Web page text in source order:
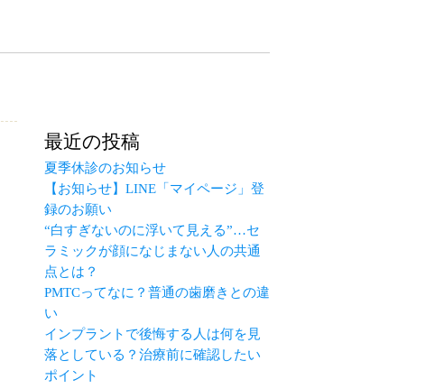
最近の投稿
夏季休診のお知らせ
【お知らせ】LINE「マイページ」登
録のお願い
“白すぎないのに浮いて見える”…セ
ラミックが顔になじまない人の共通
点とは？
PMTCってなに？普通の歯磨きとの違
い
インプラントで後悔する人は何を見
落としている？治療前に確認したい
ポイント